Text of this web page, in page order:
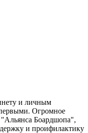
и личным
Огромное
"Альянса Боардшопа",
и проифилактику